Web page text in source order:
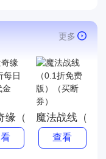
更多
送648代金）
缘（0.1折每日2000
魔法战线（0.1
查看